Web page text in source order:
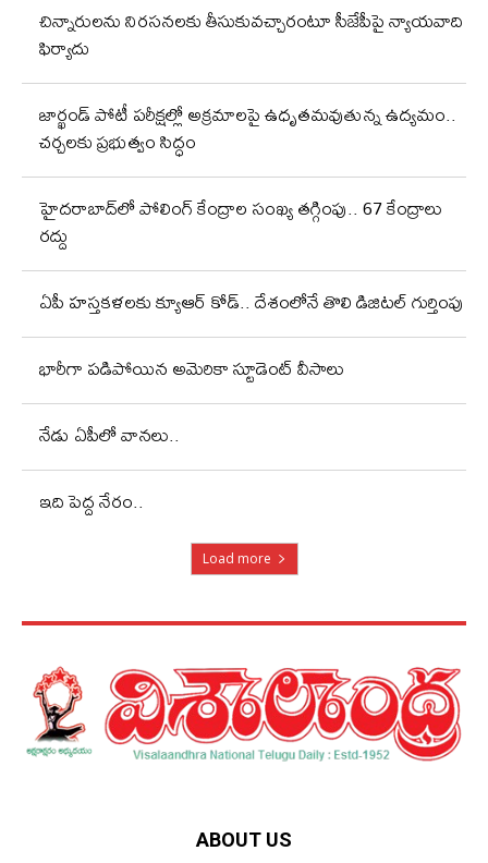
చిన్నారులను నిరసనలకు తీసుకువచ్చారంటూ సీజేపీపై న్యాయవాది
ఫిర్యాదు
జార్ఖండ్‌ పోటీ పరీక్షల్లో అక్రమాలపై ఉధృతమవుతున్న ఉద్యమం..
చర్చలకు ప్రభుత్వం సిద్ధం
హైదరాబాద్‌లో పోలింగ్‌ కేంద్రాల సంఖ్య తగ్గింపు.. 67 కేంద్రాలు
రద్దు
ఏపీ హస్తకళలకు క్యూఆర్ కోడ్.. దేశంలోనే తొలి డిజిటల్ గుర్తింపు
భారీగా పడిపోయిన అమెరికా స్టూడెంట్ వీసాలు
నేడు ఏపీలో వానలు..
ఇది పెద్ద నేరం..
Load more
ABOUT US